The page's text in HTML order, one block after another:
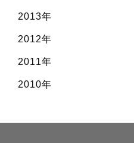
2013年
2012年
2011年
2010年